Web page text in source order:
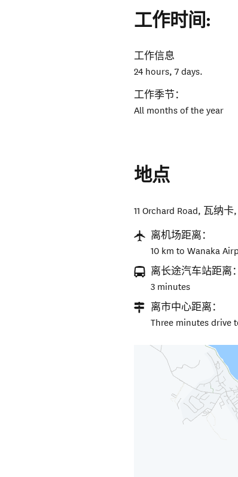
工作时间:
工作信息
24 hours, 7 days.
工作季节：
All months of the year
地点
11 Orchard Road, 瓦纳卡
离机场距离：
10 km to Wanaka
离长途汽车站距离：
3 minutes
离市中心距离：
Three minutes drive